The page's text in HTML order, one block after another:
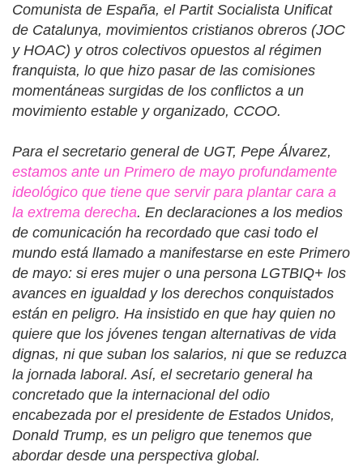
Comunista de España, el Partit Socialista Unificat
de Catalunya, movimientos cristianos obreros (JOC
y HOAC) y otros colectivos opuestos al régimen
franquista, lo que hizo pasar de las comisiones
momentáneas surgidas de los conflictos a un
movimiento estable y organizado, CCOO.
Para el secretario general de UGT, Pepe Álvarez,
estamos ante un Primero de mayo profundamente
ideológico que tiene que servir para plantar cara a
la extrema derecha. En declaraciones a los medios
de comunicación ha recordado que casi todo el
mundo está llamado a manifestarse en este Primero
de mayo: si eres mujer o una persona LGTBIQ+ los
avances en igualdad y los derechos conquistados
están en peligro. Ha insistido en que hay quien no
quiere que los jóvenes tengan alternativas de vida
dignas, ni que suban los salarios, ni que se reduzca
la jornada laboral. Así, el secretario general ha
concretado que la internacional del odio
encabezada por el presidente de Estados Unidos,
Donald Trump, es un peligro que tenemos que
abordar desde una perspectiva global.